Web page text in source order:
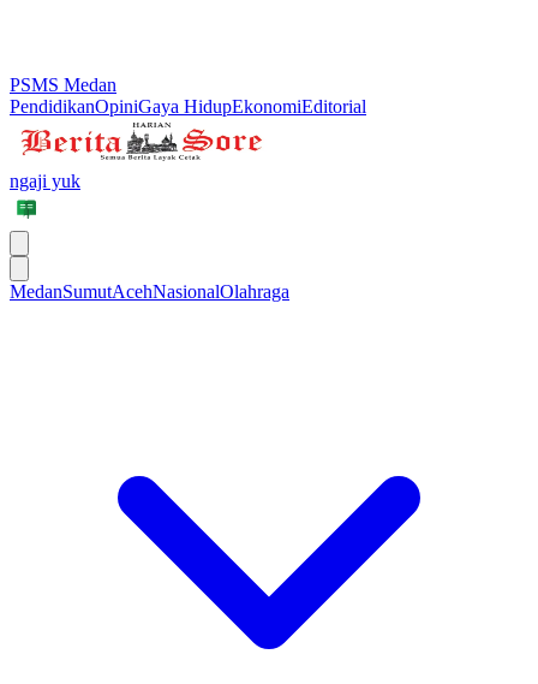
PSMS Medan
PendidikanOpiniGaya HidupEkonomiEditorial
ngaji yuk
MedanSumutAcehNasionalOlahraga